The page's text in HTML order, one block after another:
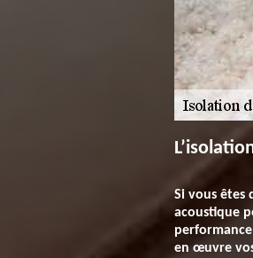
Si vous êtes
acoustique
en œuvre